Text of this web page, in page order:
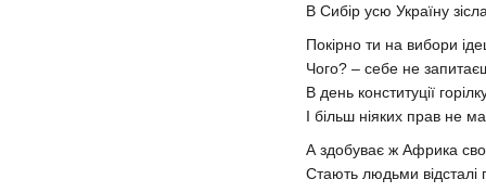
В Сибір усю Україну
Покірно ти на вибори
Чого? – себе не
В день конституції
І більш ніяких прав не
А здобуває ж Африка
Стають людьми відсталі